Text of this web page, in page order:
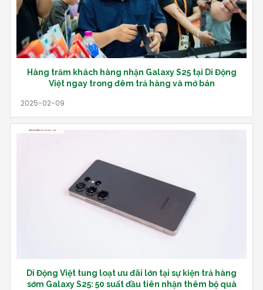
Hàng trăm khách hàng nhận Galaxy S25 tại Di Động
Việt ngay trong đêm trả hàng và mở bán
Di Động Việt tung loạt ưu đãi lớn tại sự kiện trả hàng
sớm Galaxy S25: 50 suất đầu tiên nhận thêm bộ quà